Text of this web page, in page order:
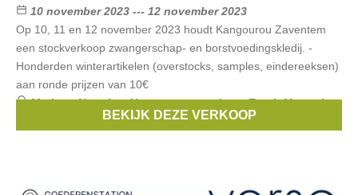
10 november 2023 --- 12 november 2023
Op 10, 11 en 12 november 2023 houdt Kangourou Zaventem
een stockverkoop zwangerschap- en borstvoedingskledij. -
Honderden winterartikelen (overstocks, samples, eindereeksen)
aan ronde prijzen van 10€
Merken:Noppies,Un ventre pour deux,Esprit Maternity,
Love2wait, ...
BEKIJK DEZE VERKOOP